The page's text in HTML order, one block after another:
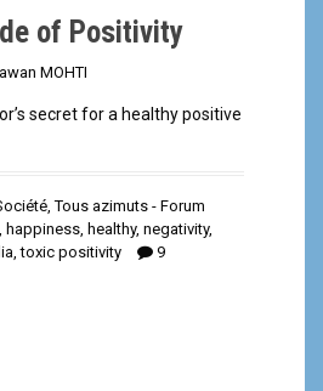
of Positivity
MOHTI
secret for a healthy positive
,Tous azimuts - Forum
, happiness, healthy, negativity,
,toxic positivity
9